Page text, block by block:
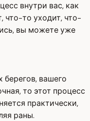
внутри вас, как
что-то уходит, что-
вы можете уже
вашего
то этот процесс
практически,
раны.